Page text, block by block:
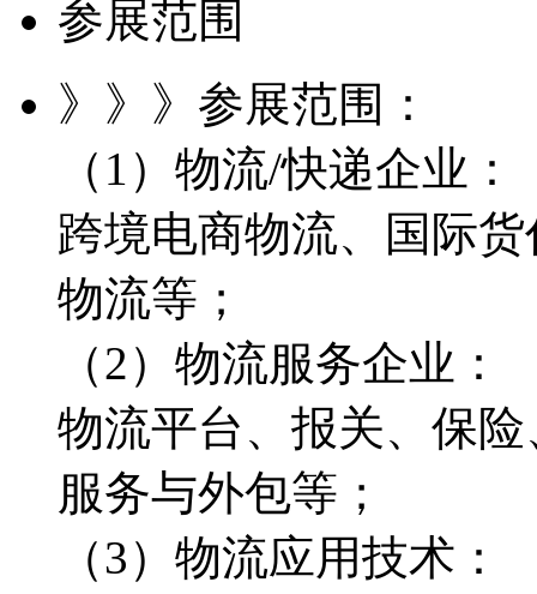
参展范围
》》》参展范围：
（1）物流/快递企业：
跨境电商物流、国际
物流等；
（2）物流服务企业：
物流平台、报关、保
服务与外包等；
（3）物流应用技术：